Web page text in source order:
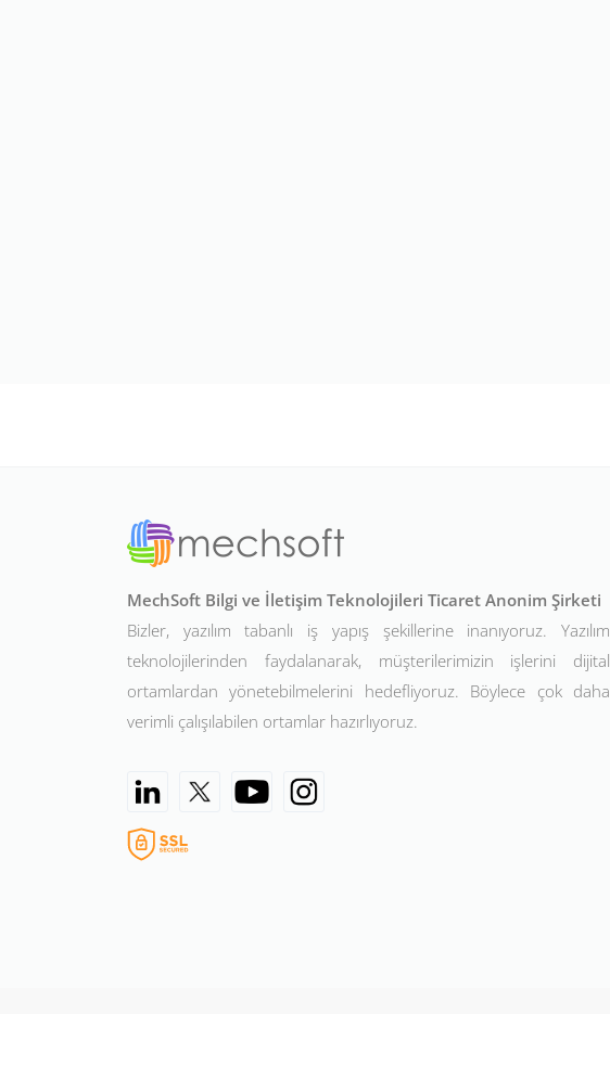
MechSoft Bilgi ve İletişim Teknolojileri Ticaret Anonim Şirketi
Bizler, yazılım tabanlı iş yapış şekillerine inanıyoruz. Yazılım
teknolojilerinden faydalanarak, müşterilerimizin işlerini dijital
ortamlardan yönetebilmelerini hedefliyoruz. Böylece çok daha
verimli çalışılabilen ortamlar hazırlıyoruz.